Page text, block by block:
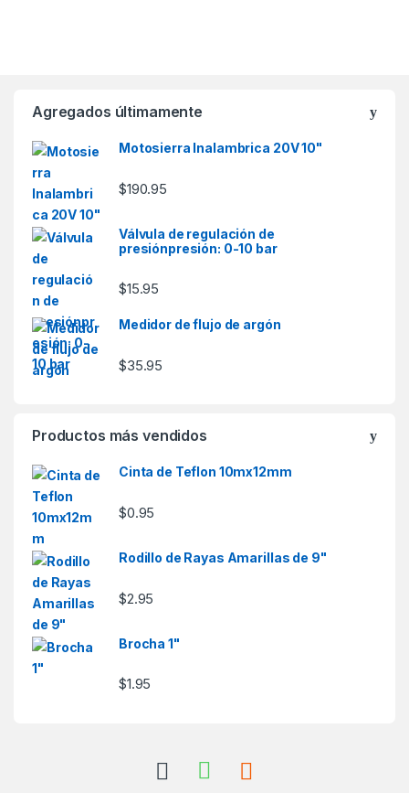
Agregados últimamente
Motosierra Inalambrica 20V 10"
$190.95
Válvula de regulación de
presiónpresión: 0-10 bar
$15.95
Medidor de flujo de argón
$35.95
Productos más vendidos
Cinta de Teflon 10mx12mm
$0.95
Rodillo de Rayas Amarillas de 9"
$2.95
Brocha 1"
$1.95